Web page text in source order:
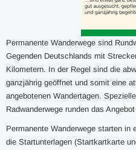
Permanente Wanderwege sind
Gegenden Deutschlands mit
Kilometern. In der Regel sind die
ganzjährig geöffnet und somit eine
angebotenen Wandertagen.
Radwanderwege runden das
Permanente Wanderwege starten in
die Startunterlagen (Startkartkarte